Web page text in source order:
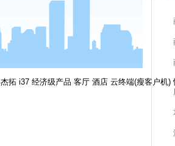
杰拓 i37 经济级产品 客厅 酒店 云终端(瘦客户机)